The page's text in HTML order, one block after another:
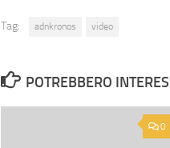
Tag: adnkronos video
POTREBBERO
0